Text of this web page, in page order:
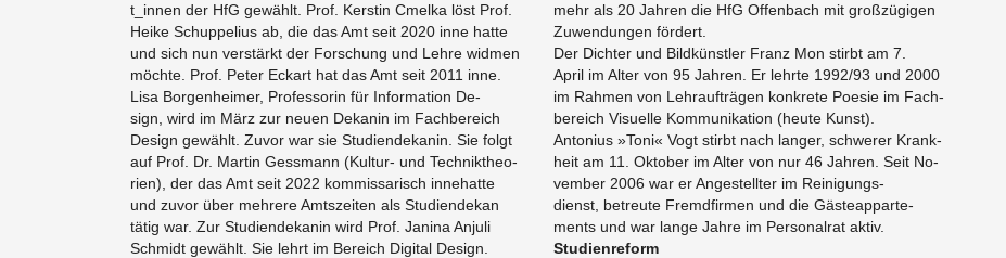
t_in­nen der HfG ge­wählt. Prof. Kers­tin Cmel­ka löst Prof.
Heike Schup­pe­li­us ab, die das Amt seit 2020 inne hatte
und sich nun ver­stärkt der For­schung und Lehre wid­men
möch­te. Prof. Peter Eck­art hat das Amt seit 2011 inne.
Lisa Bor­gen­hei­mer, Pro­fes­so­rin für In­for­ma­ti­on De­
sign, wird im März zur neuen De­ka­nin im Fach­be­reich
De­sign ge­wählt. Zuvor war sie Stu­di­en­de­ka­nin. Sie folgt
auf Prof. Dr. Mar­tin Gess­mann (Kul­tur- und Tech­nik­theo­
ri­en), der das Amt seit 2022 kom­mis­sa­risch in­ne­hat­te
und zuvor über meh­re­re Amts­zei­ten als Stu­di­en­de­kan
tätig war. Zur Stu­di­en­de­ka­nin wird Prof. Ja­ni­na An­ju­li
Schmidt ge­wählt. Sie lehrt im Be­reich Di­gi­tal De­sign.
mehr als 20 Jah­ren die HfG Of­fen­bach mit groß­zü­gi­gen
Zu­wen­dun­gen för­dert.
Der Dich­ter und Bild­künst­ler Franz Mon stirbt am 7.
April im Alter von 95 Jah­ren. Er lehr­te 1992/93 und 2000
im Rah­men von Lehr­auf­trä­gen kon­kre­te Poe­sie im Fach­
be­reich Vi­su­el­le Kom­mu­ni­ka­ti­on (heute Kunst).
​An­to­ni­us »Toni« Vogt stirbt nach lan­ger, schwe­rer Krank­
heit am 11. Ok­to­ber im Alter von nur 46 Jah­ren. Seit No­
vem­ber 2006 war er An­ge­stell­ter im Rei­ni­gungs­
dienst, be­treu­te Fremd­fir­men und die Gäs­teap­par­te­
ments und war lange Jahre im Per­so­nal­rat aktiv.
Stu­di­en­re­form